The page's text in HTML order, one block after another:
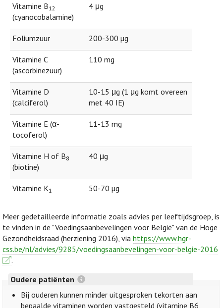
Vitamine B12
(cyanocobalamine)
4 μg
Foliumzuur 200-300 µg
Vitamine C
(ascorbinezuur)
110 mg
Vitamine D
(calciferol)
10-15 μg (1 μg komt overeen
met 40 IE)
Vitamine E (α-
tocoferol)
11-13 mg
Vitamine H of B8
(biotine)
40 μg
Vitamine K1 50-70 µg
Meer gedetailleerde informatie zoals advies per leeftijdsgroep, is
te vinden in de "Voedingsaanbevelingen voor België" van de Hoge
Gezondheidsraad (herziening 2016), via https://www.hgr-
css.be/nl/advies/9285/voedingsaanbevelingen-voor-belgie-2016
.
Oudere patiënten
Bij ouderen kunnen minder uitgesproken tekorten aan
bepaalde vitaminen worden vastgesteld (vitamine B6,